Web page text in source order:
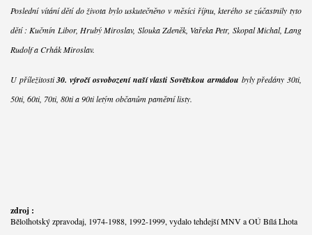
Poslední vítání dětí do života bylo uskutečněno v měsíci říjnu, kterého se zúčastnily tyto
dětí : Kučmín Libor, Hrubý Miroslav, Slouka Zdeněk, Vařeka Petr, Skopal Michal, Lang
Rudolf a Crhák Miroslav.
U příležitosti30. výročí osvobození naší vlasti Sovětskou armádou byly předány 30ti,
50ti, 60ti, 70ti, 80ti a 90ti letým občanům pamětní listy.
zdroj :
Bělolhotský zpravodaj, 1974-1988, 1992-1999, vydalo tehdejší MNV a OÚ Bílá Lhota